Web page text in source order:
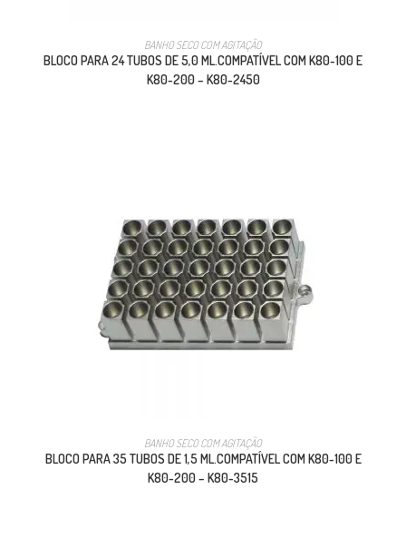
BANHO SECO COM AGITAÇÃO
BLOCO PARA 24 TUBOS DE 5,0 ML.COMPATÍVEL COM K80-100 E
K80-200 – K80-2450
BANHO SECO COM AGITAÇÃO
BLOCO PARA 35 TUBOS DE 1,5 ML.COMPATÍVEL COM K80-100 E
K80-200 – K80-3515